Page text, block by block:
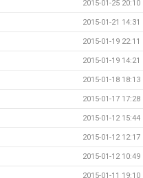
2015-01-25 20:10
2015-01-21 14:31
2015-01-19 22:11
2015-01-19 14:21
2015-01-18 18:13
2015-01-17 17:28
2015-01-12 15:44
2015-01-12 12:17
2015-01-12 10:49
2015-01-11 19:10